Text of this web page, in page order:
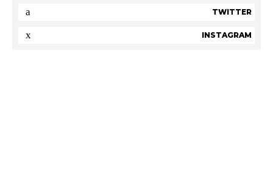
TWITTER
INSTAGRAM